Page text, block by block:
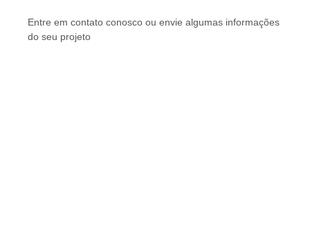
Entre em contato conosco ou envie algumas informações
do seu projeto